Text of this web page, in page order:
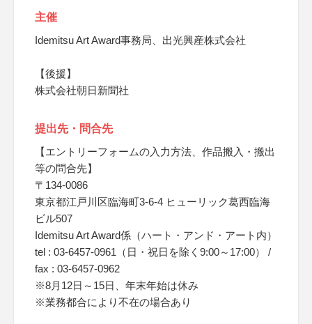
主催
Idemitsu Art Award事務局、出光興産株式会社
【後援】
株式会社朝日新聞社
提出先・問合先
【エントリーフォームの入力方法、作品搬入・搬出
等の問合先】
〒134-0086
東京都江戸川区臨海町3-6-4 ヒューリック葛西臨海
ビル507
Idemitsu Art Award係（ハート・アンド・アート内）
tel : 03-6457-0961（日・祝日を除く9:00～17:00） /
fax : 03-6457-0962
※8月12日～15日、年末年始は休み
※業務都合により不在の場合あり